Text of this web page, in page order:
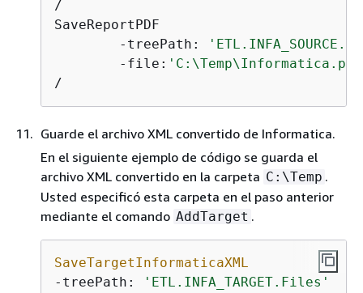
/
SaveReportPDF
	-treePath:
	-file:
/
Guarde el archivo XML convertido de Informatica.
En el siguiente ejemplo de código se guarda el
archivo XML convertido en la carpeta C:\Temp .
Usted especificó esta carpeta en el paso anterior
mediante el comando AddTarget .
SaveTargetInformaticaXML
-treePath:
'ETL.INFA_TARGET.Files'